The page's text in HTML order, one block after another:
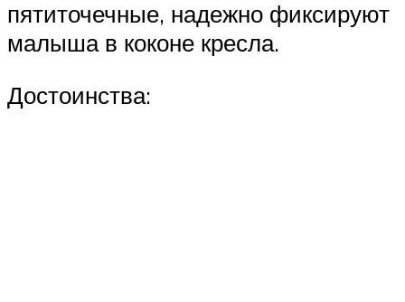
пятиточечные, надежно фиксируют
малыша в коконе кресла.
Достоинства: